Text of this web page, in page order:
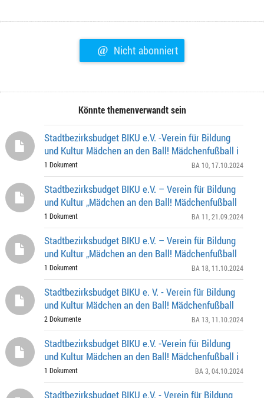
@ Nicht abonniert
Könnte themenverwandt sein
Stadtbezirksbudget BIKU e.V. -Verein für Bildung
und Kultur Mädchen an den Ball! Mädchenfußball i
1 Dokument BA 10 , 17.10.2024
Stadtbezirksbudget BIKU e.V. – Verein für Bildung
und Kultur „Mädchen an den Ball! Mädchenfußball
1 Dokument BA 11 , 21.09.2024
Stadtbezirksbudget BIKU e.V. – Verein für Bildung
und Kultur „Mädchen an den Ball! Mädchenfußball
1 Dokument BA 18 , 11.10.2024
Stadtbezirksbudget BIKU e. V. - Verein für Bildung
und Kultur Mädchen an den Ball! Mädchenfußball
2 Dokumente BA 13 , 11.10.2024
Stadtbezirksbudget BIKU e.V. -Verein für Bildung
und Kultur Mädchen an den Ball! Mädchenfußball i
1 Dokument BA 3 , 04.10.2024
Stadtbezirksbudget BIKU e.V. - Verein für Bildung